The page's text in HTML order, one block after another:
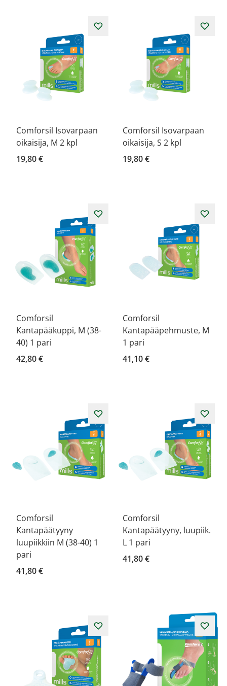
Comforsil Isovarpaan
oikaisija, M 2 kpl
19,80 €
Comforsil Isovarpaan
oikaisija, S 2 kpl
19,80 €
Comforsil
Kantapääkuppi, M (38-
40) 1 pari
42,80 €
Comforsil
Kantapääpehmuste, M
1 pari
41,10 €
Comforsil
Kantapäätyyny
luupiikkiin M (38-40) 1
pari
41,80 €
Comforsil
Kantapäätyyny, luupiik.
L 1 pari
41,80 €